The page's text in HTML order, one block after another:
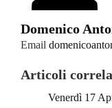
Domenico
Email
Articoli
Venerdì 17